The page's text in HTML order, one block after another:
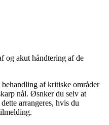
og akut håndtering af de
af kritiske områder
nål. Øsnker du selv at
arrangeres, hvis du